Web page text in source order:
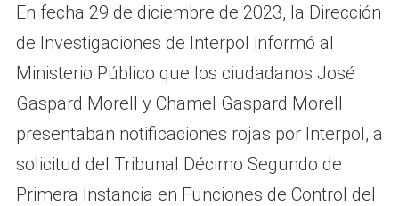
En fecha 29 de diciembre de 2023, la Dirección
de Investigaciones de Interpol informó al
Ministerio Público que los ciudadanos José
Gaspard Morell y Chamel Gaspard Morell
presentaban notificaciones rojas por Interpol, a
solicitud del Tribunal Décimo Segundo de
Primera Instancia en Funciones de Control del